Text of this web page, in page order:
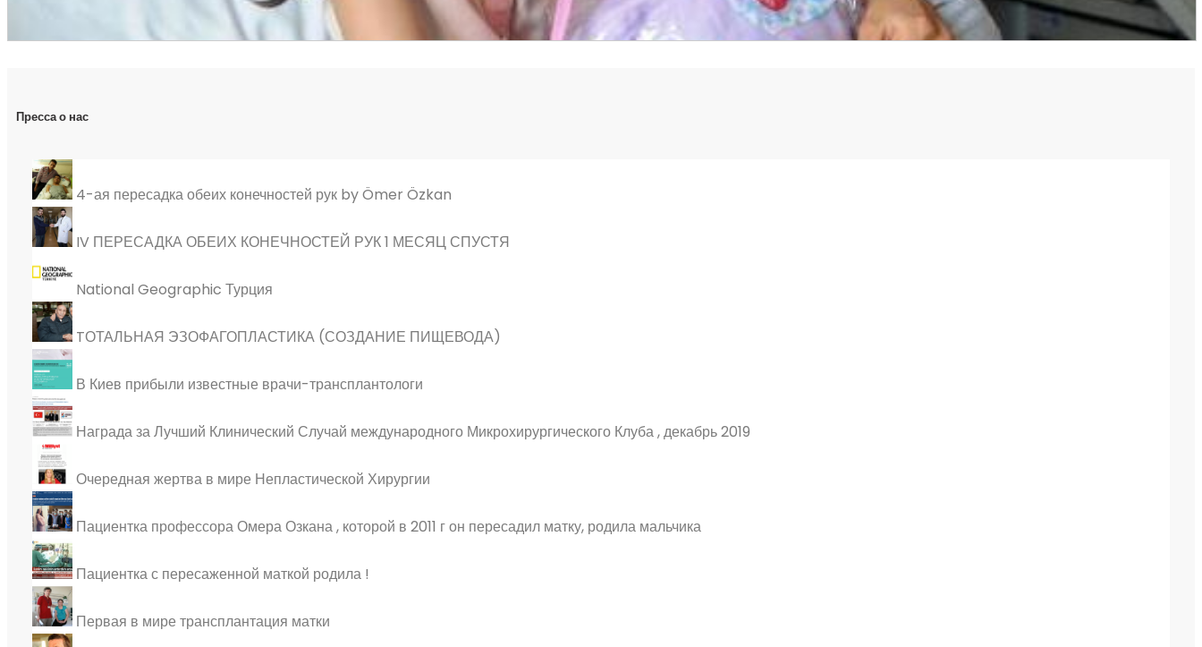
Пресса о нас
4-ая пересадка обеих конечностей рук by Ömer Özkan
IV ПЕРЕСАДКА ОБЕИХ КОНЕЧНОСТЕЙ РУК 1 МЕСЯЦ СПУСТЯ
National Geographic Турция
TОТАЛЬНАЯ ЭЗОФАГОПЛАСТИКА (СОЗДАНИЕ ПИЩЕВОДА)
В Киев прибыли известные врачи-трансплантологи
Награда за Лучший Клинический Случай международного Микрохирургического Клуба , декабрь 2019
Очередная жертва в мире Непластической Хирургии
Пациентка профессора Омера Озкана , которой в 2011 г он пересадил матку, родила мальчика
Пациентка с пересаженной маткой родила !
Первая в мире трансплантация матки